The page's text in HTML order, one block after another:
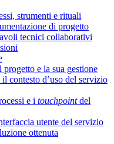
strumenti e rituali
di progetto
tecnici collaborativi
e la sua gestione
contesto d’uso del servizio
e i touchpointdel
utente del servizio
ottenuta